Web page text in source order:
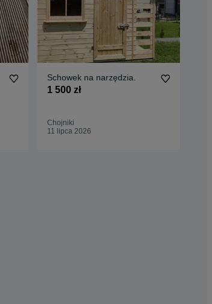
Schowek na narzędzia.
1 500 zł
Chojniki
11 lipca 2026